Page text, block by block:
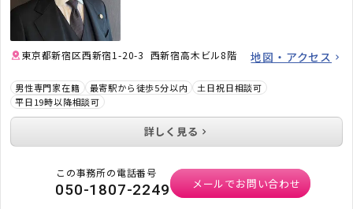
東京都新宿区西新宿1-20-3 西新宿高木ビル8階 地図・アクセス
男性専門家在籍 最寄駅から徒歩5分以内
土日祝日相談可
平日19時以降相談可
詳しく見る
この事務所の電話番号
050-1807-2249 メールでお問い合わせ